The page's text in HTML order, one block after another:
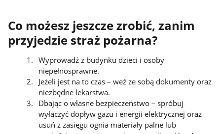
Co możesz jeszcze zrobić, zanim
przyjedzie straż pożarna?
Wyprowadź z budynku dzieci i osoby
niepełnosprawne.
Jeżeli jest na to czas – weź ze sobą dokumenty oraz
niezbędne lekarstwa.
Dbając o własne bezpieczeństwo – spróbuj
wyłączyć dopływ gazu i energii elektrycznej oraz
usuń z zasięgu ognia materiały palne lub